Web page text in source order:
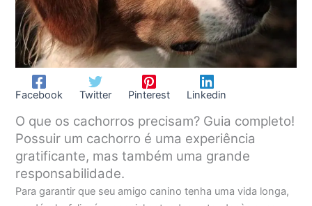
Facebook Twitter Pinterest Linkedin
O que os cachorros precisam? Guia completo!
Possuir um cachorro é uma experiência
gratificante, mas também uma grande
responsabilidade.
Para garantir que seu amigo canino tenha uma vida longa,